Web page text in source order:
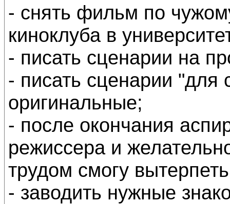
- снять фильм по
киноклуба в
- писать сценарии на
- писать сценарии "для
оригинальные;
- после окончания
режиссера и
трудом смогу
- заводить нужные